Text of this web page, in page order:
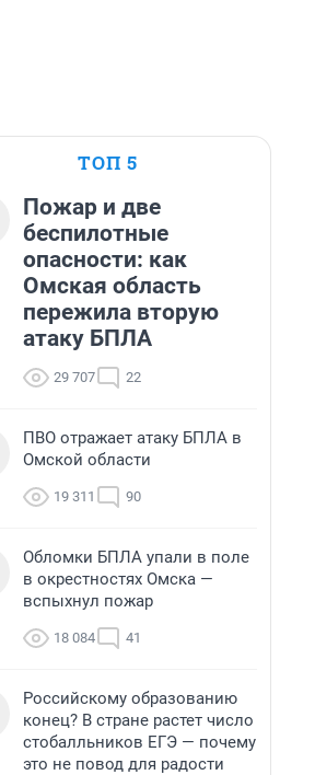
ТОП 5
Пожар и две
беспилотные
опасности: как
Омская область
пережила вторую
атаку БПЛА
29 707 22
ПВО отражает атаку БПЛА в
Омской области
19 311 90
Обломки БПЛА упали в поле
в окрестностях Омска —
вспыхнул пожар
18 084 41
Российскому образованию
конец? В стране растет число
стобалльников ЕГЭ — почему
это не повод для радости